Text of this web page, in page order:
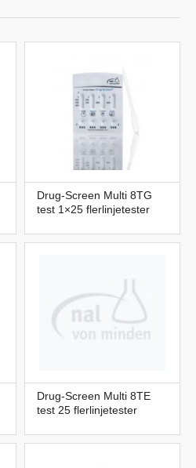
Drug-Screen Multi 8TG
test 1×25 flerlinjetester
Drug-Screen Multi 8TE
test 25 flerlinjetester